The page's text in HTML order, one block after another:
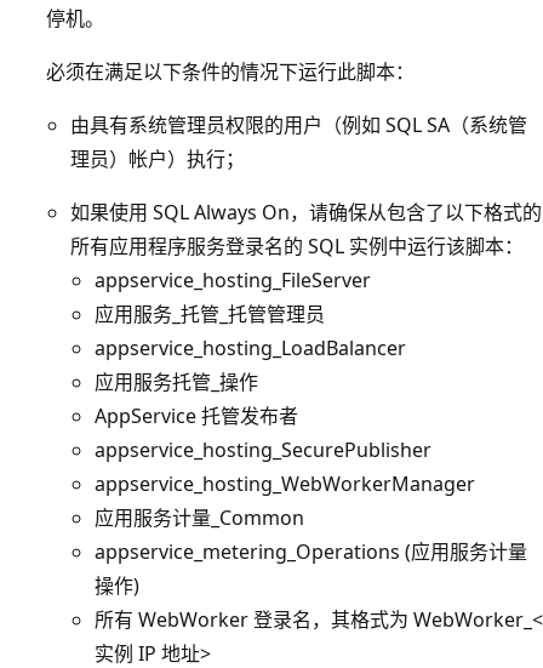
停机。
必须在满足以下条件的情况下运行此脚本：
由具有系统管理员权限的用户（例如 SQL SA（系统管
理员）帐户）执行；
如果使用 SQL Always On，请确保从包含了以下格式的
所有应用程序服务登录名的 SQL 实例中运行该脚本：
appservice_hosting_FileServer
应用服务_托管_托管管理员
appservice_hosting_LoadBalancer
应用服务托管_操作
AppService 托管发布者
appservice_hosting_SecurePublisher
appservice_hosting_WebWorkerManager
应用服务计量_Common
appservice_metering_Operations (应用服务计量
操作)
所有 WebWorker 登录名，其格式为 WebWorker_<
实例 IP 地址>